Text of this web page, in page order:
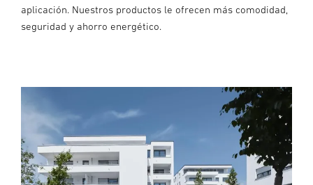
aplicación. Nuestros productos le ofrecen más comodidad,
seguridad y ahorro energético.